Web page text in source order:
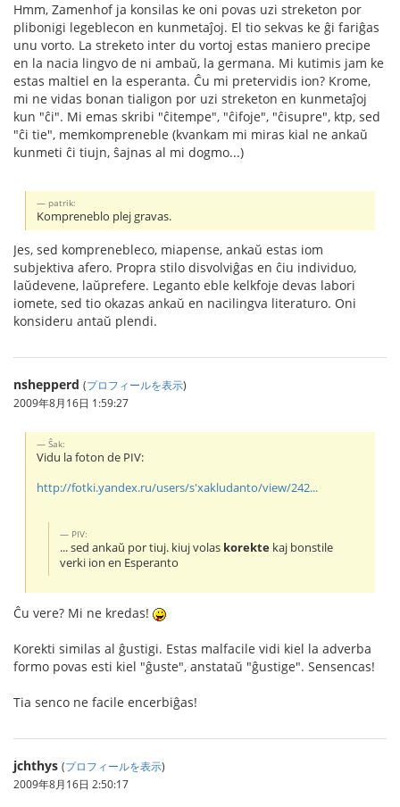
Hmm, Zamenhof ja konsilas ke oni povas uzi streketon por
plibonigi legeblecon en kunmetaĵoj. El tio sekvas ke ĝi fariĝas
unu vorto. La streketo inter du vortoj estas maniero precipe
en la nacia lingvo de ni ambaŭ, la germana. Mi kutimis jam ke
estas maltiel en la esperanta. Ĉu mi pretervidis ion? Krome,
mi ne vidas bonan tialigon por uzi streketon en kunmetaĵoj
kun "ĉi". Mi emas skribi "ĉitempe", "ĉifoje", "ĉisupre", ktp, sed
"ĉi tie", memkompreneble (kvankam mi miras kial ne ankaŭ
kunmeti ĉi tiujn, ŝajnas al mi dogmo...)
patrik:
Kompreneblo plej gravas.
Jes, sed komprenebleco, miapense, ankaŭ estas iom
subjektiva afero. Propra stilo disvolviĝas en ĉiu individuo,
laŭdevene, laŭprefere. Leganto eble kelkfoje devas labori
iomete, sed tio okazas ankaŭ en nacilingva literaturo. Oni
konsideru antaŭ plendi.
nshepperd (プロフィールを表示)
2009年8月16日 1:59:27
Ŝak:
Vidu la foton de PIV:
http://fotki.yandex.ru/users/s'xakludanto/view/242...
PIV:
... sed ankaŭ por tiuj. kiuj volas korekte kaj bonstile
verki ion en Esperanto
Ĉu vere? Mi ne kredas!
Korekti similas al ĝustigi. Estas malfacile vidi kiel la adverba
formo povas esti kiel "ĝuste", anstataŭ "ĝustige". Sensencas!
Tia senco ne facile encerbiĝas!
jchthys (プロフィールを表示)
2009年8月16日 2:50:17